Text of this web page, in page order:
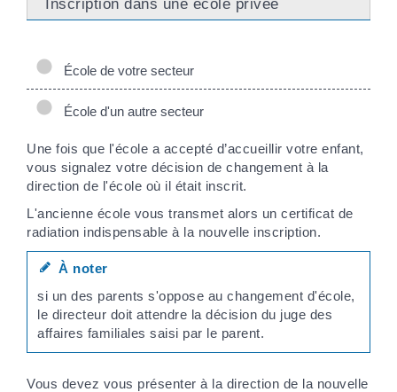
École de votre secteur
École d'un autre secteur
Une fois que l'école a accepté d’accueillir votre enfant,
vous signalez votre décision de changement à la
direction de l'école où il était inscrit.
L'ancienne école vous transmet alors un certificat de
radiation indispensable à la nouvelle inscription.
À noter
si un des parents s'oppose au changement d'école,
le directeur doit attendre la décision du juge des
affaires familiales saisi par le parent.
Vous devez vous présenter à la direction de la nouvelle